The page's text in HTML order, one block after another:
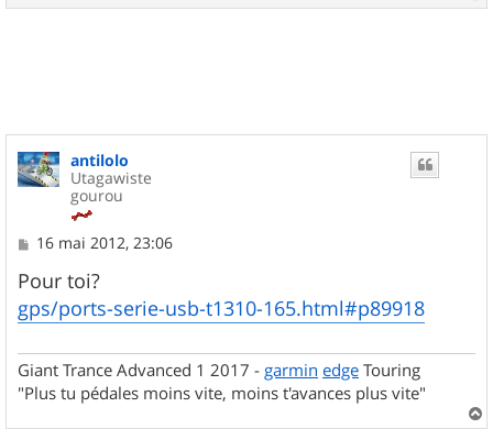
a
antilolo
Utagawiste
gourou
M
s
s
a
g
16 mai 2012, 23:06
Pour toi?
gps/ports-serie-usb-t1310-165.html#p89918
Giant Trance Advanced 1 2017 - garmin edge Touring
"Plus tu pédales moins vite, moins t'avances plus vite"